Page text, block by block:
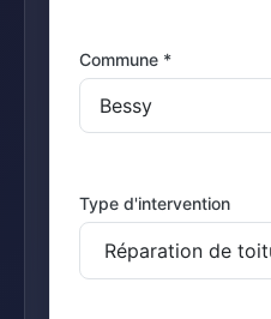
Commune *
Type d'intervention